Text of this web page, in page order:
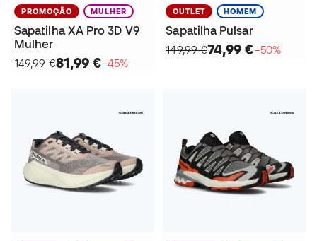
PROMOÇÃO MULHER
Sapatilha XA Pro 3D V9
Mulher
149,99 €81,99 €−45%
OUTLET HOMEM
Sapatilha Pulsar
149,99 €74,99 €−50%